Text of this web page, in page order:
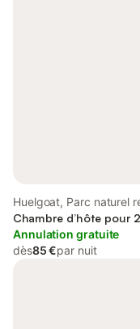
Huelgoat, Parc naturel
Chambre d’hôte pour
Annulation gratuite
dès85 €par nuit